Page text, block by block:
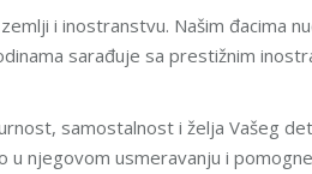
i inostranstvu. Našim đacima
sarađuje sa prestižnim
samostalnost i želja Vašeg
u njegovom usmeravanju i